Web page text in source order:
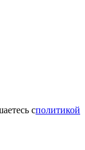
cполитикой